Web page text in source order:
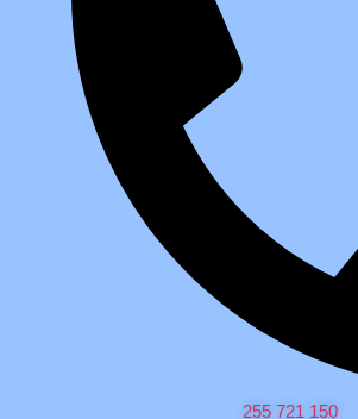
255 721 150